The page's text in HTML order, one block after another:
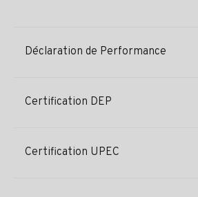
Déclaration de Performance
Certification DEP
Certification UPEC